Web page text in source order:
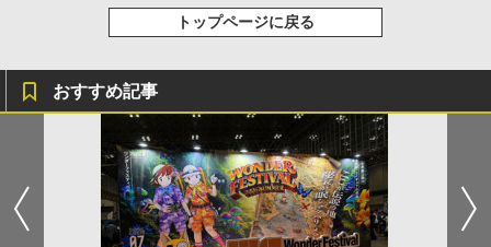
トップページに戻る
おすすめ記事